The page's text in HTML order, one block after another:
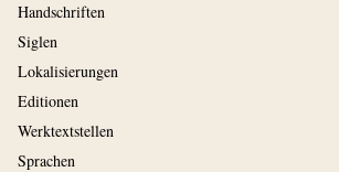
Handschriften
Siglen
Lokalisierungen
Editionen
Werktextstellen
Sprachen